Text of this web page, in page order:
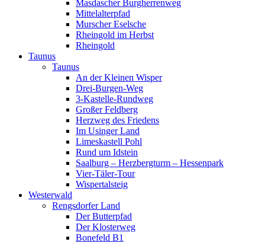
Masdascher Burgherrenweg
Mittelalterpfad
Murscher Eselsche
Rheingold im Herbst
Rheingold
Taunus
Taunus
An der Kleinen Wisper
Drei-Burgen-Weg
3-Kastelle-Rundweg
Großer Feldberg
Herzweg des Friedens
Im Usinger Land
Limeskastell Pohl
Rund um Idstein
Saalburg – Herzbergturm – Hessenpark
Vier-Täler-Tour
Wispertalsteig
Westerwald
Rengsdorfer Land
Der Butterpfad
Der Klosterweg
Bonefeld B1